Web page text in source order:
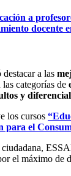
a
docente
a las
las categorías de
y
los cursos
para el